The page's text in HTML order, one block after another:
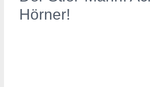
Hörner!